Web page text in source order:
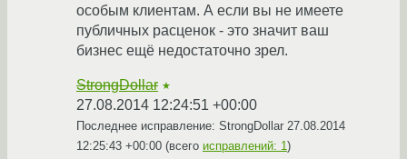
особым клиентам. А если вы не имеете
публичных расценок - это значит ваш
бизнес ещё недостаточно зрел.
StrongDollar ★
27.08.2014 12:24:51 +00:00
Последнее исправление: StrongDollar 27.08.2014
12:25:43 +00:00 (всего исправлений: 1)